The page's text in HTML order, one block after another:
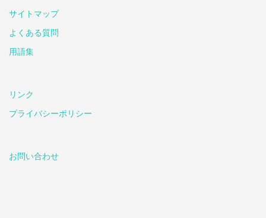
サイトマップ
よくある質問
用語集
リンク
プライバシーポリシー
お問い合わせ